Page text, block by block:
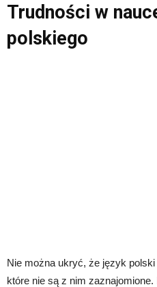
Trudności w
polskiego
Nie można ukryć, że język
które nie są z nim